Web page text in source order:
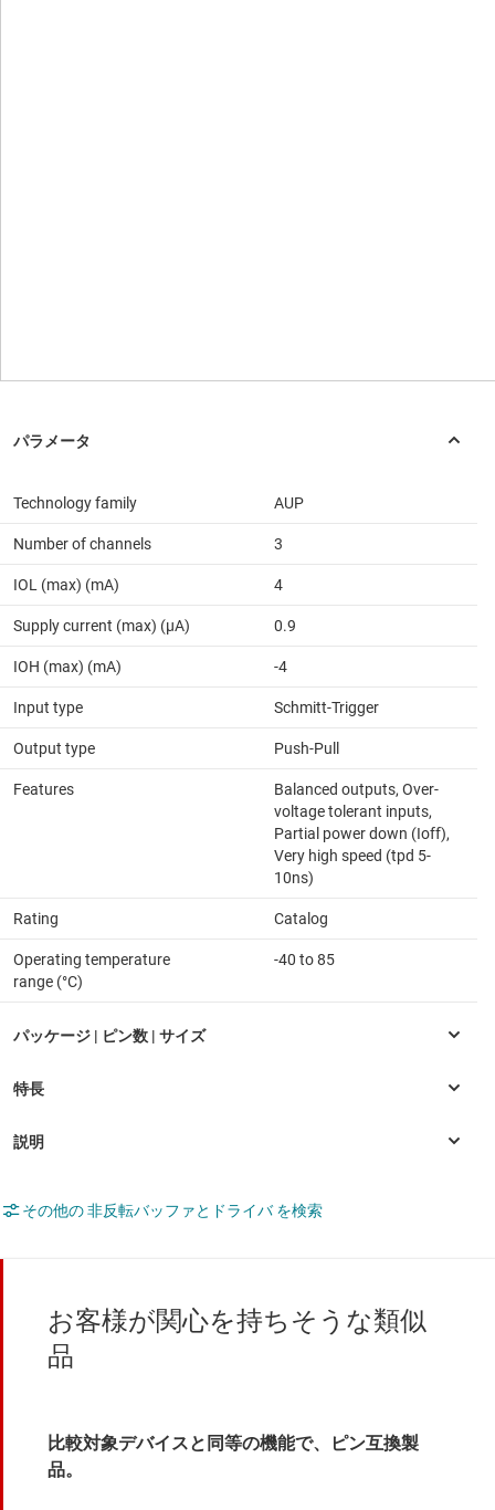
Technology family AUP
Number of channels 3
IOL (max) (mA) 4
Supply current (max) (µA) 0.9
IOH (max) (mA) -4
Input type Schmitt-Trigger
Output type Push-Pull
Features
Balanced outputs, Over-
voltage tolerant inputs,
Partial power down (Ioff),
Very high speed (tpd 5-
10ns)
Rating Catalog
Operating temperature
range (°C)
-40 to 85
その他の 非反転バッファとドライバ を検索
お客様が関心を持ちそうな類似
品
比較対象デバイスと同等の機能で、ピン互換製
品。